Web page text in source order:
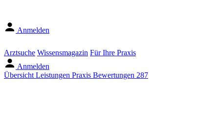
Anmelden
Arztsuche Wissensmagazin Für Ihre Praxis
Anmelden
Übersicht Leistungen Praxis Bewertungen 287